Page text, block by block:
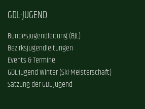
GDL-JUGEND
Bundesjugendleitung (BJL)
Bezirksjugendleitungen
Events & Termine
GDL-Jugend Winter (Ski-Meisterschaft)
Satzung der GDL-Jugend